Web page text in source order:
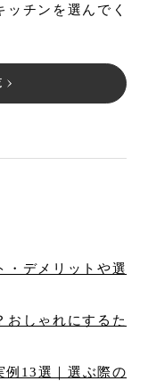
チンを選んでく
・デメリットや選
おしゃれにするた
例13選｜選ぶ際の